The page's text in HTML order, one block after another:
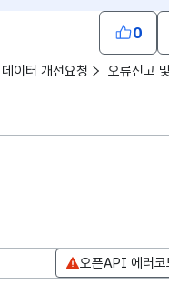
0
데이터 개선요청 오류신고
오픈API 에러코